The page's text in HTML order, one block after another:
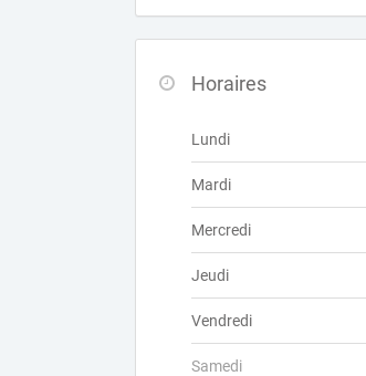
Horaires
Lundi
Mardi
Mercredi
Jeudi
Vendredi
Samedi